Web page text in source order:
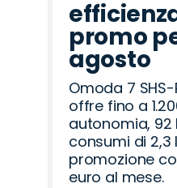
promo
agosto
Omoda 7
offre fino a
autonomia, 92
consumi di 2,3
promozione
euro al mese.